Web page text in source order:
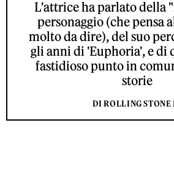
L'attrice ha parlato della
personaggio (che pensa
molto da dire), del suo
gli anni di 'Euphoria', e di
fastidioso punto in
storie
DI ROLLING STONE